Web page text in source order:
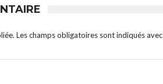
Les champs obligatoires sont indiqués avec